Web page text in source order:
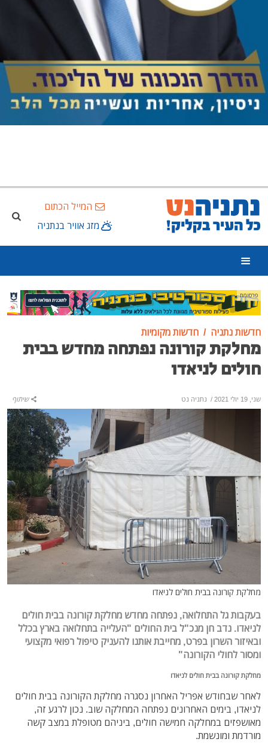
המייל הכתום
מזג אוויר בנתניה
פרסומת
חדשות נתניה חדשות מקומיות
מחלקת קורונה נפתחה מחדש בבית
חולים לניאדו
שני, 19 יולי 2021 / נתניה נט שיתוף
מחלקת קורונה בבית חולים לניאדו
בעקבות גל התחלואה, נפתחה מחדש מחלקת קורונה בבית חולים
לניאדו. נדב חן מנכ"ל בית החולים "העלייה בתחלואה בארץ בכלל
ובאיזור השרון בפרט, מחייבת אותנו להעניק טיפול רפואי מקצועי
ומסור לחולי הקורונה"
מחלקת קורונה בבית חולים לניאדו
לאחר שבחודש אפריל האחרון נסגרה מחלקת הקורונה בבית חולים
לניאדו, בימים האחרונים נפתחה המחלקה שוב. נכון לרגע זה,
מאושפזים במחלקה חמישה חולים, ביניהם מטופלת במצב קשה
מורדמת ומונשמת.